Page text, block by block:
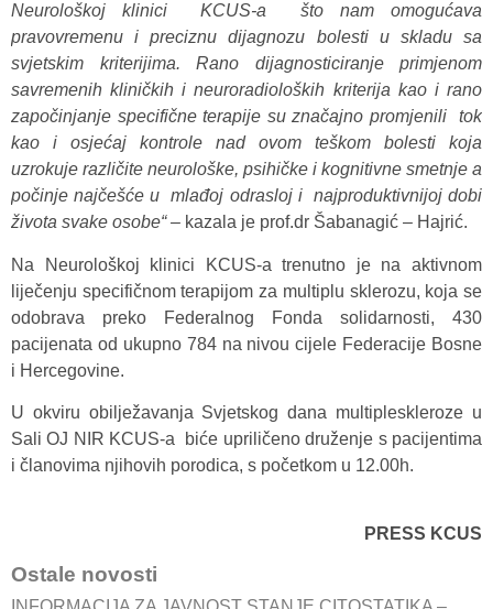
Neurološkoj klinici KCUS-a što nam omogućava
pravovremenu i preciznu dijagnozu bolesti u skladu sa
svjetskim kriterijima. Rano dijagnosticiranje primjenom
savremenih kliničkih i neuroradioloških kriterija kao i rano
započinjanje specifične terapije su značajno promjenili tok
kao i osjećaj kontrole nad ovom teškom bolesti koja
uzrokuje različite neurološke, psihičke i kognitivne smetnje a
počinje najčešće u mlađoj odrasloj i najproduktivnijoj dobi
života svake osobe“ – kazala je prof.dr Šabanagić – Hajrić.
Na Neurološkoj klinici KCUS-a trenutno je na aktivnom
liječenju specifičnom terapijom za multiplu sklerozu, koja se
odobrava preko Federalnog Fonda solidarnosti, 430
pacijenata od ukupno 784 na nivou cijele Federacije Bosne
i Hercegovine.
U okviru obilježavanja Svjetskog dana multipleskleroze u
Sali OJ NIR KCUS-a biće upriličeno druženje s pacijentima
i članovima njihovih porodica, s početkom u 12.00h.
PRESS KCUS
Ostale novosti